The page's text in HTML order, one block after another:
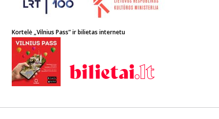
Kortelė „Vilnius Pass” ir bilietas internetu